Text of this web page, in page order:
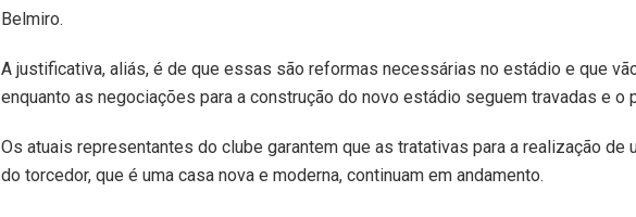
Belmiro.
A justificativa, aliás, é de que essas são reformas necessárias no estádio e que
enquanto as negociações para a construção do novo estádio seguem travadas e o
Os atuais representantes do clube garantem que as tratativas para a realização de
do torcedor, que é uma casa nova e moderna, continuam em andamento.